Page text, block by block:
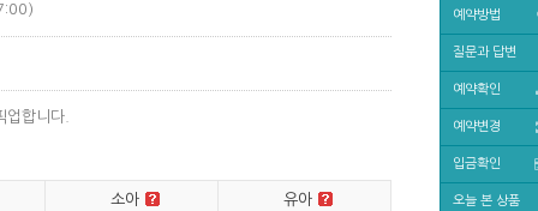
예약방법
질문과 답변
예약확인
예약변경
입금확인
오늘 본 상품
합니다.
소아 유아